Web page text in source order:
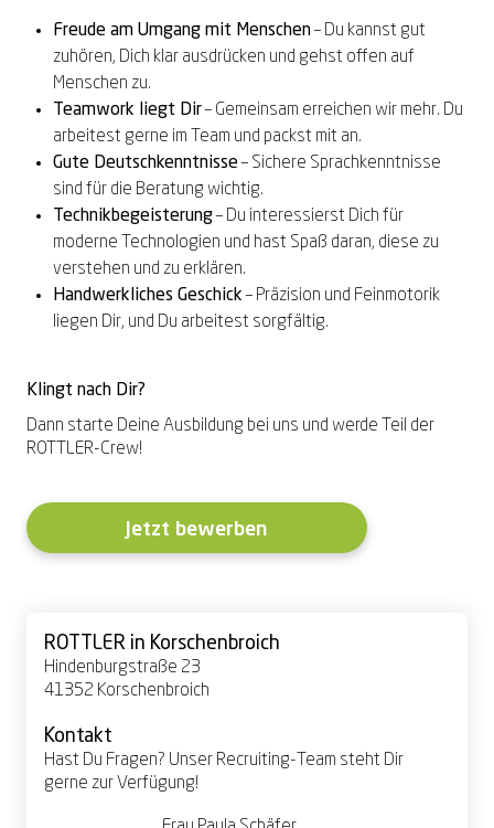
Freude am Umgang mit Menschen– Du kannst gut
zuhören, Dich klar ausdrücken und gehst offen auf
Menschen zu.
Teamwork liegt Dir– Gemeinsam erreichen wir mehr. Du
arbeitest gerne im Team und packst mit an.
Gute Deutschkenntnisse– Sichere Sprachkenntnisse
sind für die Beratung wichtig.
Technikbegeisterung– Du interessierst Dich für
moderne Technologien und hast Spaß daran, diese zu
verstehen und zu erklären.
Handwerkliches Geschick– Präzision und Feinmotorik
liegen Dir, und Du arbeitest sorgfältig.
Klingt nach Dir?
Dann starte Deine Ausbildung bei uns und werde Teil der
ROTTLER-Crew!
Jetzt bewerben
ROTTLER in Korschenbroich
Hindenburgstraße 23
41352 Korschenbroich
Kontakt
Hast Du Fragen? Unser Recruiting-Team steht Dir
gerne zur Verfügung!